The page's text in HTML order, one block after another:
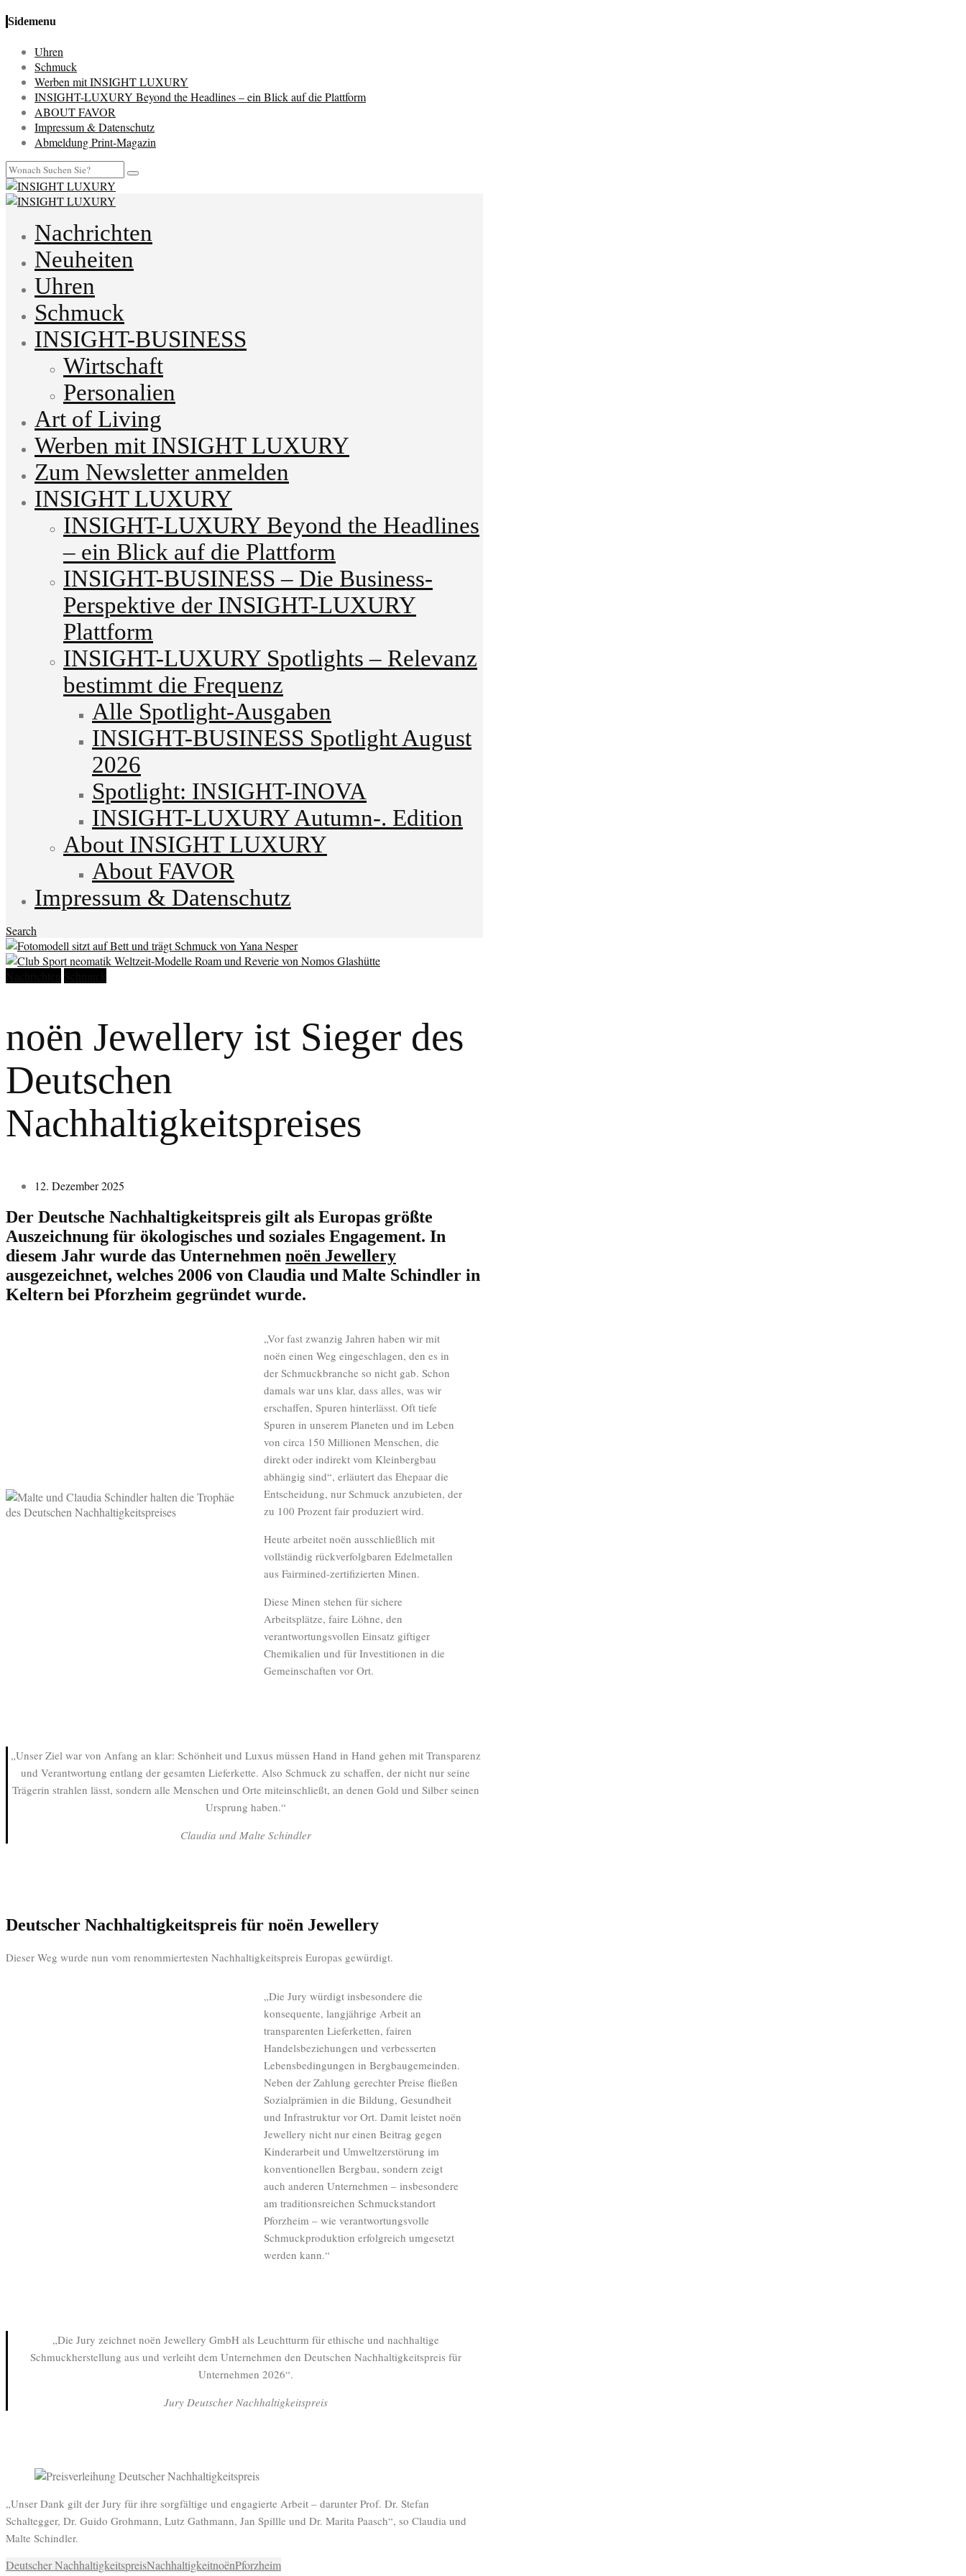
Sidemenu
Uhren
Schmuck
Werben mit INSIGHT LUXURY
INSIGHT-LUXURY Beyond the Headlines – ein Blick auf die Plattform
ABOUT FAVOR
Impressum & Datenschutz
Abmeldung Print-Magazin
Nachrichten
Neuheiten
Uhren
Schmuck
INSIGHT-BUSINESS
Wirtschaft
Personalien
Art of Living
Werben mit INSIGHT LUXURY
Zum Newsletter anmelden
INSIGHT LUXURY
INSIGHT-LUXURY Beyond the Headlines
– ein Blick auf die Plattform
INSIGHT-BUSINESS – Die Business-
Perspektive der INSIGHT-LUXURY
Plattform
INSIGHT-LUXURY Spotlights – Relevanz
bestimmt die Frequenz
Alle Spotlight-Ausgaben
INSIGHT-BUSINESS Spotlight August
2026
Spotlight: INSIGHT-INOVA
INSIGHT-LUXURY Autumn-. Edition
About INSIGHT LUXURY
About FAVOR
Impressum & Datenschutz
Search
noën Jewellery ist Sieger des
Deutschen
Nachhaltigkeitspreises
12. Dezember 2025
Der Deutsche Nachhaltigkeitspreis gilt als Europas größte
Auszeichnung für ökologisches und soziales Engagement. In
diesem Jahr wurde das Unternehmen noën Jewellery
ausgezeichnet, welches 2006 von Claudia und Malte Schindler in
Keltern bei Pforzheim gegründet wurde.
„Vor fast zwanzig Jahren haben wir mit
noën einen Weg eingeschlagen, den es in
der Schmuckbranche so nicht gab. Schon
damals war uns klar, dass alles, was wir
erschaffen, Spuren hinterlässt. Oft tiefe
Spuren in unserem Planeten und im Leben
von circa 150 Millionen Menschen, die
direkt oder indirekt vom Kleinbergbau
abhängig sind“, erläutert das Ehepaar die
Entscheidung, nur Schmuck anzubieten, der
zu 100 Prozent fair produziert wird.
Heute arbeitet noën ausschließlich mit
vollständig rückverfolgbaren Edelmetallen
aus Fairmined-zertifizierten Minen.
Diese Minen stehen für sichere
Arbeitsplätze, faire Löhne, den
verantwortungsvollen Einsatz giftiger
Chemikalien und für Investitionen in die
Gemeinschaften vor Ort.
„Unser Ziel war von Anfang an klar: Schönheit und Luxus müssen Hand in Hand gehen mit Transparenz
und Verantwortung entlang der gesamten Lieferkette. Also Schmuck zu schaffen, der nicht nur seine
Trägerin strahlen lässt, sondern alle Menschen und Orte miteinschließt, an denen Gold und Silber seinen
Ursprung haben.“
Claudia und Malte Schindler
Deutscher Nachhaltigkeitspreis für noën Jewellery
Dieser Weg wurde nun vom renommiertesten Nachhaltigkeitspreis Europas gewürdigt.
„Die Jury würdigt insbesondere die
konsequente, langjährige Arbeit an
transparenten Lieferketten, fairen
Handelsbeziehungen und verbesserten
Lebensbedingungen in Bergbaugemeinden.
Neben der Zahlung gerechter Preise fließen
Sozialprämien in die Bildung, Gesundheit
und Infrastruktur vor Ort. Damit leistet noën
Jewellery nicht nur einen Beitrag gegen
Kinderarbeit und Umweltzerstörung im
konventionellen Bergbau, sondern zeigt
auch anderen Unternehmen – insbesondere
am traditionsreichen Schmuckstandort
Pforzheim – wie verantwortungsvolle
Schmuckproduktion erfolgreich umgesetzt
werden kann.“
„Die Jury zeichnet noën Jewellery GmbH als Leuchtturm für ethische und nachhaltige
Schmuckherstellung aus und verleiht dem Unternehmen den Deutschen Nachhaltigkeitspreis für
Unternehmen 2026“.
Jury Deutscher Nachhaltigkeitspreis
„Unser Dank gilt der Jury für ihre sorgfältige und engagierte Arbeit – darunter Prof. Dr. Stefan
Schaltegger, Dr. Guido Grohmann, Lutz Gathmann, Jan Spillle und Dr. Marita Paasch“, so Claudia und
Malte Schindler.
Deutscher NachhaltigkeitspreisNachhaltigkeitnoënPforzheim